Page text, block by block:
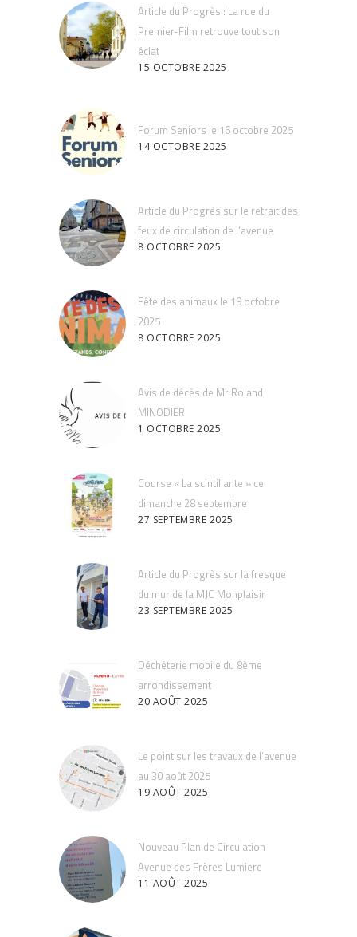
Article du Progrès : La rue du
Premier-Film retrouve tout son
éclat
15 OCTOBRE 2025
Forum Seniors le 16 octobre 2025
14 OCTOBRE 2025
Article du Progrès sur le retrait des
feux de circulation de l’avenue
8 OCTOBRE 2025
Fête des animaux le 19 octobre
2025
8 OCTOBRE 2025
Avis de décès de Mr Roland
MINODIER
1 OCTOBRE 2025
Course « La scintillante » ce
dimanche 28 septembre
27 SEPTEMBRE 2025
Article du Progrès sur la fresque
du mur de la MJC Monplaisir
23 SEPTEMBRE 2025
Déchèterie mobile du 8ème
arrondissement
20 AOÛT 2025
Le point sur les travaux de l’avenue
au 30 août 2025
19 AOÛT 2025
Nouveau Plan de Circulation
Avenue des Frères Lumiere
11 AOÛT 2025